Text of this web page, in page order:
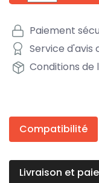
Paiement
Service d'avis
Conditions de
Compatibilité
Livraison et